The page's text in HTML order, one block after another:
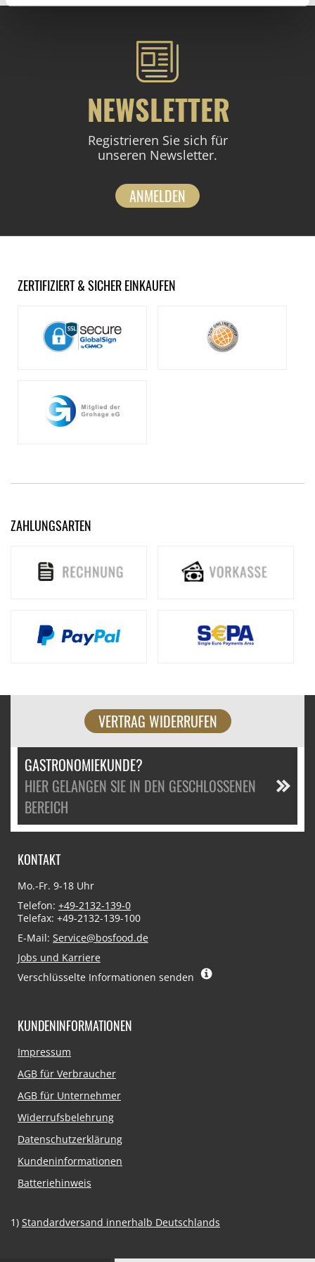
NEWSLETTER
Registrieren Sie sich für
unseren Newsletter.
ANMELDEN
ZERTIFIZIERT & SICHER EINKAUFEN
ZAHLUNGSARTEN
VERTRAG WIDERRUFEN
GASTRONOMIEKUNDE?
HIER GELANGEN SIE IN DEN GESCHLOSSENEN
BEREICH
KONTAKT
Mo.-Fr. 9-18 Uhr
Telefon: +49-2132-139-0
Telefax: +49-2132-139-100
E-Mail: Service@bosfood.de
Jobs und Karriere
Verschlüsselte Informationen senden
KUNDENINFORMATIONEN
Navigation
Impressum
AGB für Verbraucher
AGB für Unternehmer
Widerrufsbelehrung
Datenschutzerklärung
Kundeninformationen
Batteriehinweis
1) Standardversand innerhalb Deutschlands